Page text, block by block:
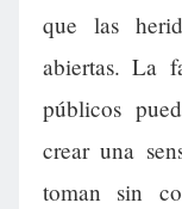
que las
abiertas. La
públicos
crear una
toman sin